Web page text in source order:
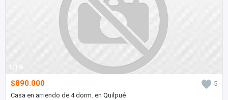
1/16
$890.000
5
Casa en arriendo de 4 dorm. en Quilpué